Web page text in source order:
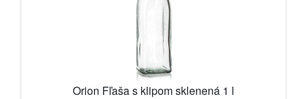
Orion Fľaša s klipom sklenená 1 l